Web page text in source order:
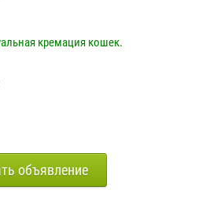
кремация кошек.
объявление